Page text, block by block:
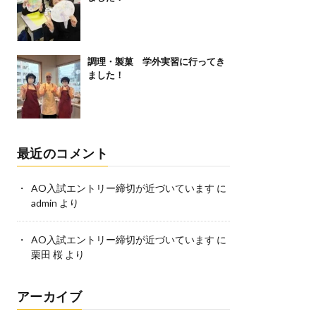
調理・製菓 学外実習に行ってき
ました！
最近のコメント
AO入試エントリー締切が近づいています に
admin より
AO入試エントリー締切が近づいています に
栗田 桜より
アーカイブ